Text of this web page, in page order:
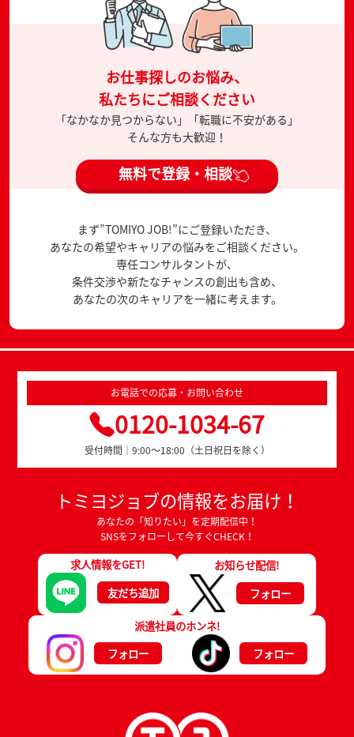
お仕事探しのお悩み、
私たちにご相談ください
「なかなか見つからない」「転職に不安がある」
そんな方も大歓迎！
無料で登録・相談
まず”TOMIYO JOB!”にご登録いただき、
あなたの希望やキャリアの悩みをご相談ください。
専任コンサルタントが、
条件交渉や新たなチャンスの創出も含め、
あなたの次のキャリアを一緒に考えます。
お電話での応募・お問い合わせ
0120-1034-67
受付時間｜9:00～18:00（土日祝日を除く）
トミヨジョブの情報をお届け！
あなたの「知りたい」を定期配信中！
SNSをフォローして今すぐCHECK！
求人情報をGET!
友だち追加
お知らせ配信!
フォロー
派遣社員のホンネ!
フォロー
フォロー